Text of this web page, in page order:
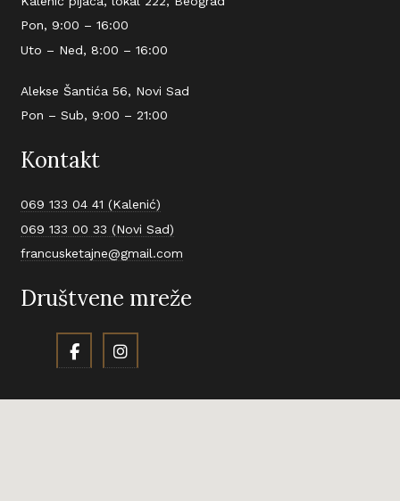
Pon, 9:00 – 16:00
Uto – Ned, 8:00 – 16:00
Alekse Šantića 56, Novi Sad
Pon – Sub, 9:00 – 21:00
Kontakt
069 133 04 41 (Kalenić)
069 133 00 33 (Novi Sad)
francusketajne@gmail.com
Društvene mreže